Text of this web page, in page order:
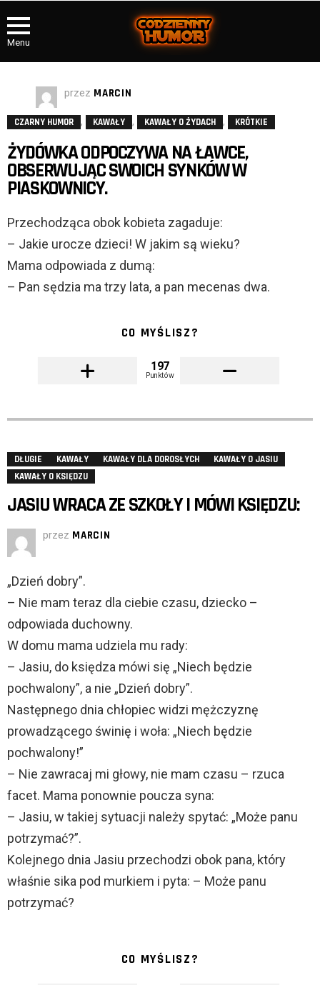
Menu
przez MARCIN
CZARNY HUMOR , KAWAŁY , KAWAŁY O ŻYDACH , KRÓTKIE
ŻYDÓWKA ODPOCZYWA NA ŁAWCE,
OBSERWUJĄC SWOICH SYNKÓW W
PIASKOWNICY.
Przechodząca obok kobieta zagaduje:
– Jakie urocze dzieci! W jakim są wieku?
Mama odpowiada z dumą:
– Pan sędzia ma trzy lata, a pan mecenas dwa.
CO MYŚLISZ?
197
Punktów
DŁUGIE KAWAŁY KAWAŁY DLA DOROSŁYCH
KAWAŁY O JASIU
KAWAŁY O KSIĘDZU
JASIU WRACA ZE SZKOŁY I MÓWI KSIĘDZU:
przez MARCIN
„Dzień dobry”.
– Nie mam teraz dla ciebie czasu, dziecko –
odpowiada duchowny.
W domu mama udziela mu rady:
– Jasiu, do księdza mówi się „Niech będzie
pochwalony”, a nie „Dzień dobry”.
Następnego dnia chłopiec widzi mężczyznę
prowadzącego świnię i woła: „Niech będzie
pochwalony!”
– Nie zawracaj mi głowy, nie mam czasu – rzuca
facet. Mama ponownie poucza syna:
– Jasiu, w takiej sytuacji należy spytać: „Może panu
potrzymać?”.
Kolejnego dnia Jasiu przechodzi obok pana, który
właśnie sika pod murkiem i pyta: – Może panu
potrzymać?
CO MYŚLISZ?